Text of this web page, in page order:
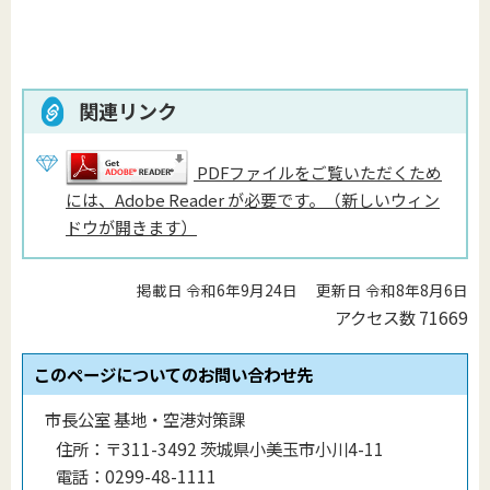
関連リンク
PDFファイルをご覧いただくため
には、Adobe Reader が必要です。（新しいウィン
ドウが開きます）
掲載日 令和6年9月24日 更新日 令和8年8月6日
アクセス数71669
このページについてのお問い合わせ先
市長公室 基地・空港対策課
住所： 〒311-3492 茨城県小美玉市小川4-11
電話： 0299-48-1111